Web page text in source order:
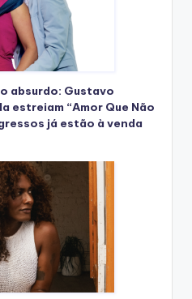
absurdo: Gustavo
estreiam “Amor Que Não
já estão à venda